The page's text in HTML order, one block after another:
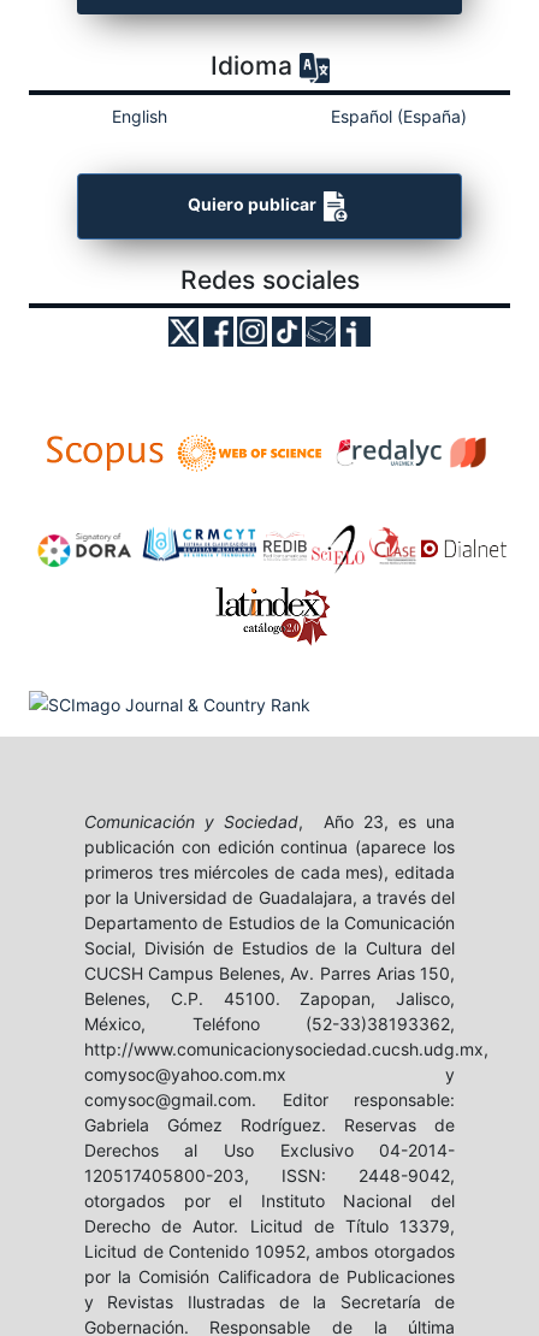
Idioma
English Español (España)
Quiero publicar
Redes sociales
Comunicación y Sociedad, Año 23, es una
publicación con edición continua (aparece los
primeros tres miércoles de cada mes), editada
por la Universidad de Guadalajara, a través del
Departamento de Estudios de la Comunicación
Social, División de Estudios de la Cultura del
CUCSH Campus Belenes, Av. Parres Arias 150,
Belenes, C.P. 45100. Zapopan, Jalisco,
México, Teléfono (52-33)38193362,
http://www.comunicacionysociedad.cucsh.udg.mx,
comysoc@yahoo.com.mx y
comysoc@gmail.com. Editor responsable:
Gabriela Gómez Rodríguez. Reservas de
Derechos al Uso Exclusivo 04-2014-
120517405800-203, ISSN: 2448-9042,
otorgados por el Instituto Nacional del
Derecho de Autor. Licitud de Título 13379,
Licitud de Contenido 10952, ambos otorgados
por la Comisión Calificadora de Publicaciones
y Revistas Ilustradas de la Secretaría de
Gobernación. Responsable de la última